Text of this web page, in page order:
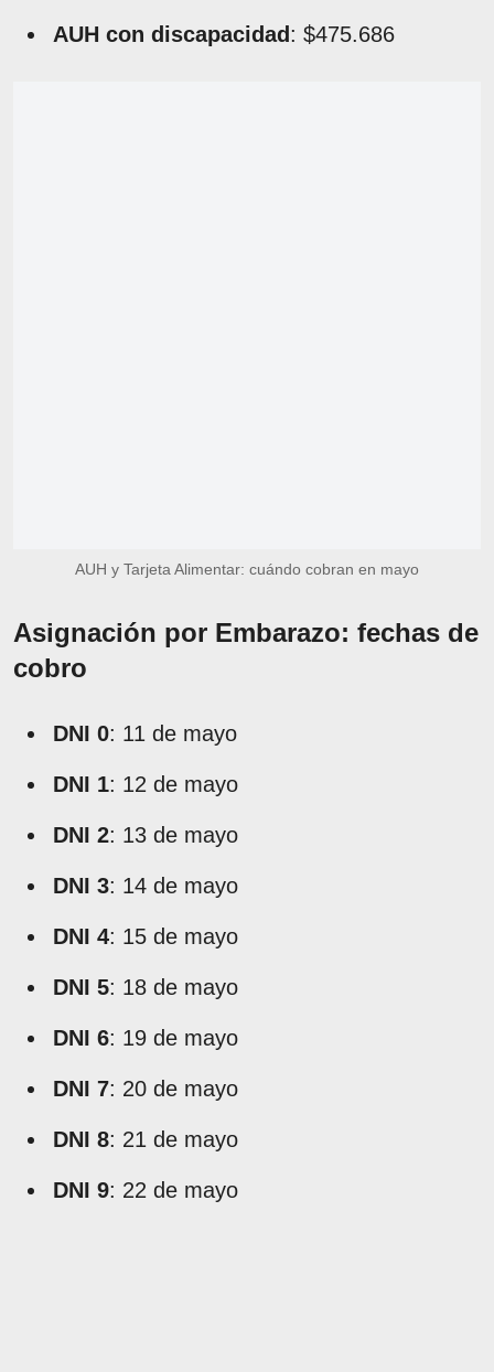
AUH con discapacidad: $475.686
AUH y Tarjeta Alimentar: cuándo cobran en mayo
Asignación por Embarazo: fechas de
cobro
DNI 0: 11 de mayo
DNI 1: 12 de mayo
DNI 2: 13 de mayo
DNI 3: 14 de mayo
DNI 4: 15 de mayo
DNI 5: 18 de mayo
DNI 6: 19 de mayo
DNI 7: 20 de mayo
DNI 8: 21 de mayo
DNI 9: 22 de mayo